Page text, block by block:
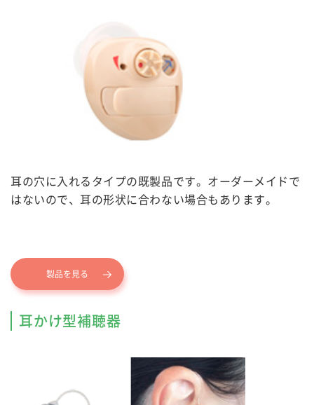
耳の穴に入れるタイプの既製品です。オーダーメイドで
はないので、耳の形状に合わない場合もあります。
製品を見る
耳かけ型補聴器